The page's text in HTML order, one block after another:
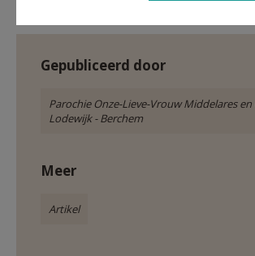
Gepubliceerd door
Parochie Onze-Lieve-Vrouw Middelares en
Lodewijk - Berchem
Meer
Artikel